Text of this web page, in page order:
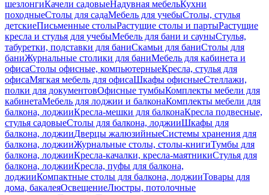
шезлонгиКачели садовыеНадувная мебельКухни
походныеСтолы для садаМебель для учебыСтолы, стулья
детскиеПисьменные столыРастущие столы и партыРастущие
кресла и стулья для учебыМебель для бани и сауныСтулья,
табуретки, подставки для баниСкамьи для баниСтолы для
баниЖурнальные столики для баниМебель для кабинета и
офисаСтолы офисные, компьютерныеКресла, стулья для
офисаМягкая мебель для офисаШкафы офисныеСтеллажи,
полки для документовОфисные тумбыКомплекты мебели для
кабинетаМебель для лоджии и балконаКомплекты мебели для
балкона, лоджииКресла-мешки для балконаКресла подвесные,
стулья садовыеСтолы для балкона, лоджииШкафы для
балкона, лоджииДверцы жалюзийныеСистемы хранения для
балкона, лоджииЖурнальные столы, столы-книгиТумбы для
балкона, лоджииКресла-качалки, кресла-маятникиСтулья для
балкона, лоджииКресла, пуфы для балкона,
лоджииКомпактные столы для балкона, лоджииТовары для
дома, бакалеяОсвещениеЛюстры, потолочные